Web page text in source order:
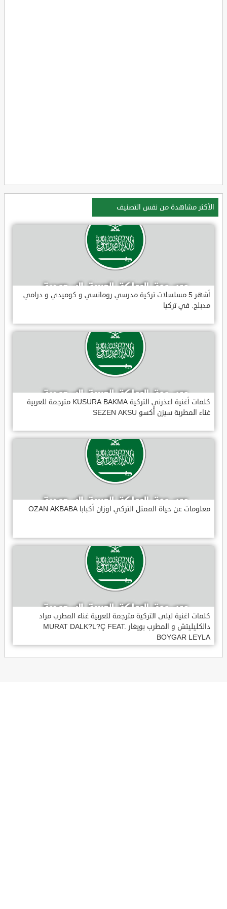
الأكثر مشاهدة من نفس التصنيف
أشهر 5 مسلسلات تركية مدرسي رومانسي و كوميدي و درامي
مدبلج. في تركيا
كلمات أغنية اعذرني التركية KUSURA BAKMA مترجمة للعربية
غناء المطربة سيزن أكسو SEZEN AKSU
معلومات عن حياة الممثل التركي اوزان أكبابا OZAN AKBABA
كلمات اغنية ليلى التركية مترجمة للعربية غناء المطرب مراد
دالكليليتش و المطرب بويغار MURAT DALK?L?Ç FEAT.
BOYGAR LEYLA